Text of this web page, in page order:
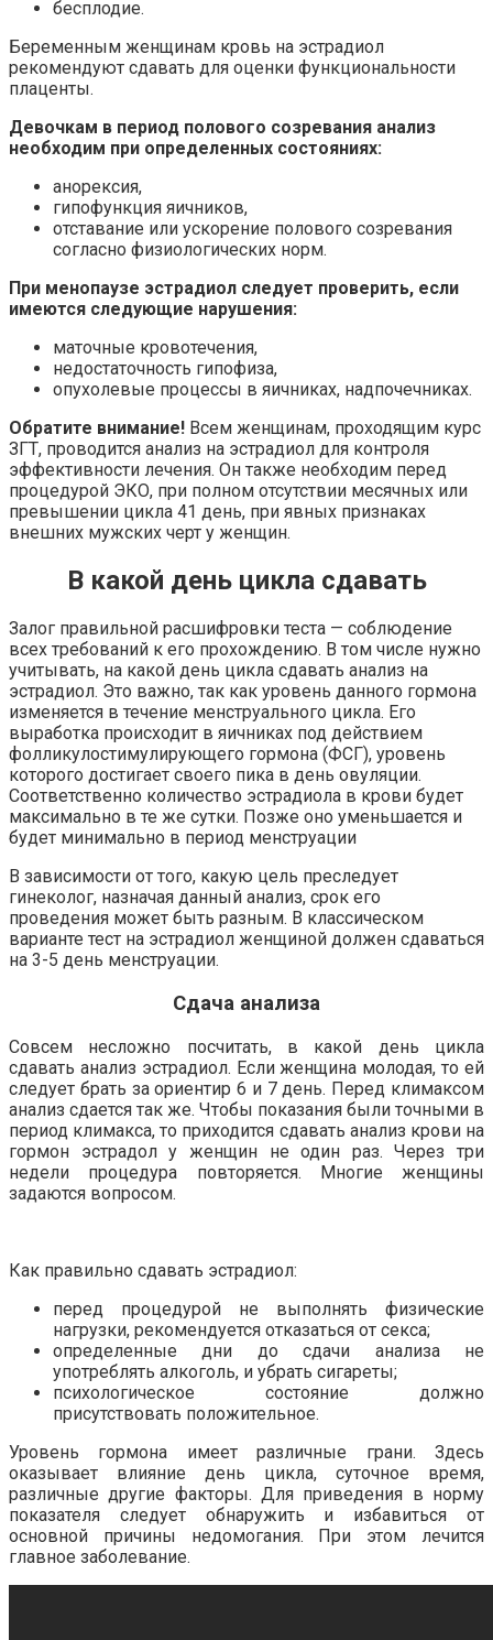
бесплодие.
Беременным женщинам кровь на эстрадиол
рекомендуют сдавать для оценки функциональности
плаценты.
Девочкам в период полового созревания анализ
необходим при определенных состояниях:
анорексия,
гипофункция яичников,
отставание или ускорение полового созревания
согласно физиологических норм.
При менопаузе эстрадиол следует проверить, если
имеются следующие нарушения:
маточные кровотечения,
недостаточность гипофиза,
опухолевые процессы в яичниках, надпочечниках.
Обратите внимание! Всем женщинам, проходящим курс
ЗГТ, проводится анализ на эстрадиол для контроля
эффективности лечения. Он также необходим перед
процедурой ЭКО, при полном отсутствии месячных или
превышении цикла 41 день, при явных признаках
внешних мужских черт у женщин.
В какой день цикла сдавать
Залог правильной расшифровки теста — соблюдение
всех требований к его прохождению. В том числе нужно
учитывать, на какой день цикла сдавать анализ на
эстрадиол. Это важно, так как уровень данного гормона
изменяется в течение менструального цикла. Его
выработка происходит в яичниках под действием
фолликулостимулирующего гормона (ФСГ), уровень
которого достигает своего пика в день овуляции.
Соответственно количество эстрадиола в крови будет
максимально в те же сутки. Позже оно уменьшается и
будет минимально в период менструации
В зависимости от того, какую цель преследует
гинеколог, назначая данный анализ, срок его
проведения может быть разным. В классическом
варианте тест на эстрадиол женщиной должен сдаваться
на 3-5 день менструации.
Сдача анализа
Совсем несложно посчитать, в какой день цикла
сдавать анализ эстрадиол. Если женщина молодая, то ей
следует брать за ориентир 6 и 7 день. Перед климаксом
анализ сдается так же. Чтобы показания были точными в
период климакса, то приходится сдавать анализ крови на
гормон эстрадол у женщин не один раз. Через три
недели процедура повторяется. Многие женщины
задаются вопросом.
Как правильно сдавать эстрадиол:
перед процедурой не выполнять физические
нагрузки, рекомендуется отказаться от секса;
определенные дни до сдачи анализа не
употреблять алкоголь, и убрать сигареты;
психологическое состояние должно
присутствовать положительное.
Уровень гормона имеет различные грани. Здесь
оказывает влияние день цикла, суточное время,
различные другие факторы. Для приведения в норму
показателя следует обнаружить и избавиться от
основной причины недомогания. При этом лечится
главное заболевание.